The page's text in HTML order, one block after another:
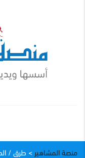
منصة المشاهير > طرق /